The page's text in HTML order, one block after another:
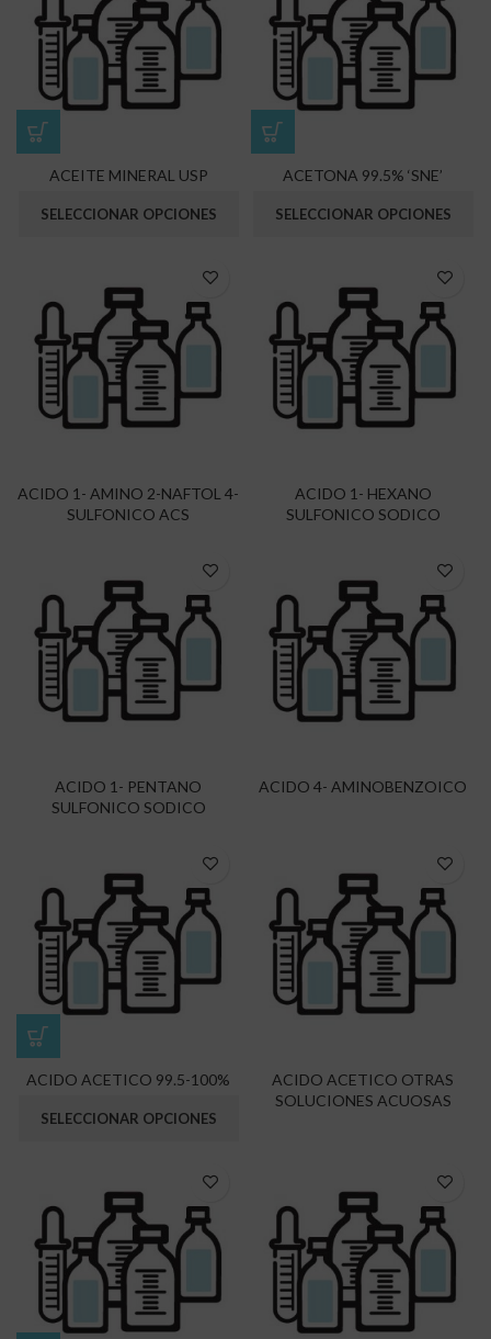
ACEITE MINERAL USP
SELECCIONAR OPCIONES
ACETONA 99.5% ‘SNE’
SELECCIONAR OPCIONES
ACIDO 1- AMINO 2-NAFTOL 4-
SULFONICO ACS
ACIDO 1- HEXANO
SULFONICO SODICO
ACIDO 1- PENTANO
SULFONICO SODICO
ACIDO 4- AMINOBENZOICO
ACIDO ACETICO 99.5-100%
SELECCIONAR OPCIONES
ACIDO ACETICO OTRAS
SOLUCIONES ACUOSAS